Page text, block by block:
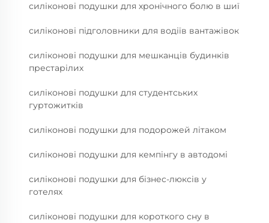
силіконові подушки для хронічного болю в шиї
силіконові підголовники для водіїв вантажівок
силіконові подушки для мешканців будинків
престарілих
силіконові подушки для студентських
гуртожитків
силіконові подушки для подорожей літаком
силіконові подушки для кемпінгу в автодомі
силіконові подушки для бізнес-люксів у
готелях
силіконові подушки для короткого сну в